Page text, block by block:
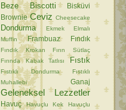
Beze Biscotti
Bisküvi
Brownie Ceviz Cheesecake
Dondurma Ekmek
Elmalı
Muffin
Frambuaz Fındık
Fındık Krokan
Fırın Sütlaç
Fırında Kabak Tatlısı
Fıstık
Fıstıklı Dondurma
Fıstıklı
Muhallebi
Ganaj
Geleneksel Lezzetler
Havuç Havuçlu Kek
Havuçlu